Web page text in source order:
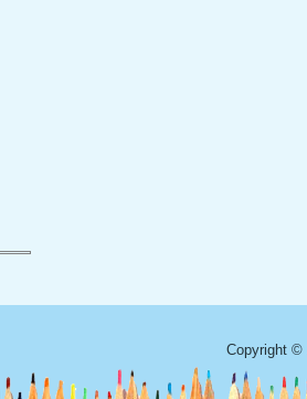
Copyright ©